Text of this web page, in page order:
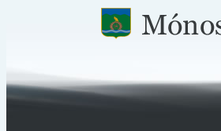
Közérdekű információk
Polgármesteri Hivatal
Közös Hivatal Bélapátfalva